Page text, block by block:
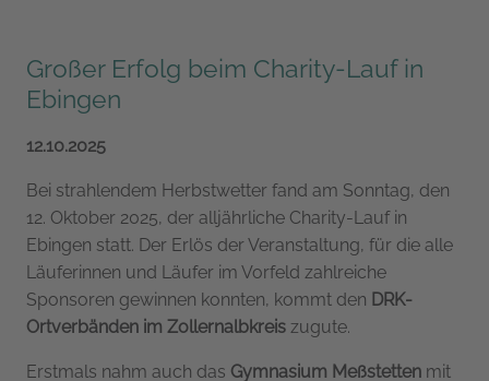
Großer Erfolg beim Charity-Lauf in
Ebingen
12.10.2025
Bei strahlendem Herbstwetter fand am Sonntag, den
12. Oktober 2025, der alljährliche Charity-Lauf in
Ebingen statt. Der Erlös der Veranstaltung, für die alle
Läuferinnen und Läufer im Vorfeld zahlreiche
Sponsoren gewinnen konnten, kommt den DRK-
Ortverbänden im Zollernalbkreis zugute.
Erstmals nahm auch das Gymnasium Meßstetten mit